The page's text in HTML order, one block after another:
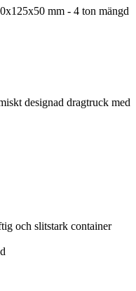
mm - 4 ton mängd
designad dragtruck med
och slitstark container